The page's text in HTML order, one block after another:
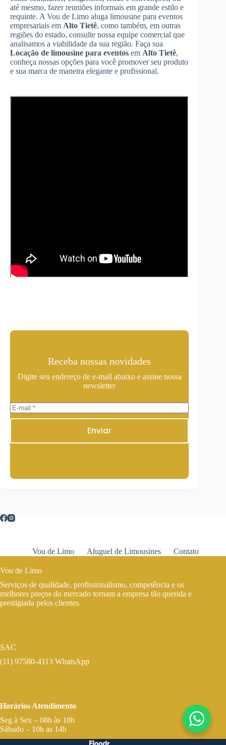
até mesmo, fazer reuniões informais em grande estilo e
requinte. A Vou de Limo aluga limousine para eventos
empresariais em Alto Tietê, como também, em outras
regiões do estado, consulte nossa equipe comercial que
analisamos a viabilidade da sua região. Faça sua
Locação de limousine para eventos em Alto Tietê,
conheça nossas opções para você promover seu produto
e sua marca de maneira elegante e profissional.
Receba nossas novidades
Digite seu endereço de e-mail abaixo e assine nossa
newsletter
Enviar
Vou de Limo Aluguel de Limousines Contato
Vou de Limo
Serviços de qualidade, profissionalismo, competência e os
melhores preços do mercado tornam a empresa tão querida e
prestigiada pelos clientes.
SAC
(11) 97580-4113 WhatsApp
Horários Atendimento
Seg à Sex – 08h às 18h
Sábado – 10h as 14h